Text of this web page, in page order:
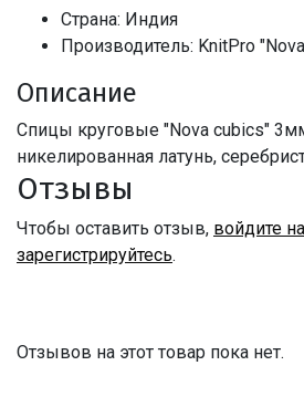
Страна: Индия
Производитель: KnitPro
Описание
Спицы круговые "Nova cubics"
никелированная латунь,
Отзывы
Чтобы оставить отзыв, войдите
зарегистрируйтесь.
Отзывов на этот товар пока нет.